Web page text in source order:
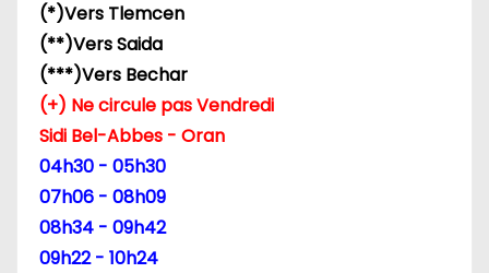
a
r
t
c
(*)Vers Tlemcen
(**)Vers Saida
(***)Vers Bechar
(+) Ne circule pas Vendredi
Sidi Bel-Abbes - Oran
04h30 - 05h30
07h06 - 08h09
08h34 - 09h42
09h22 - 10h24